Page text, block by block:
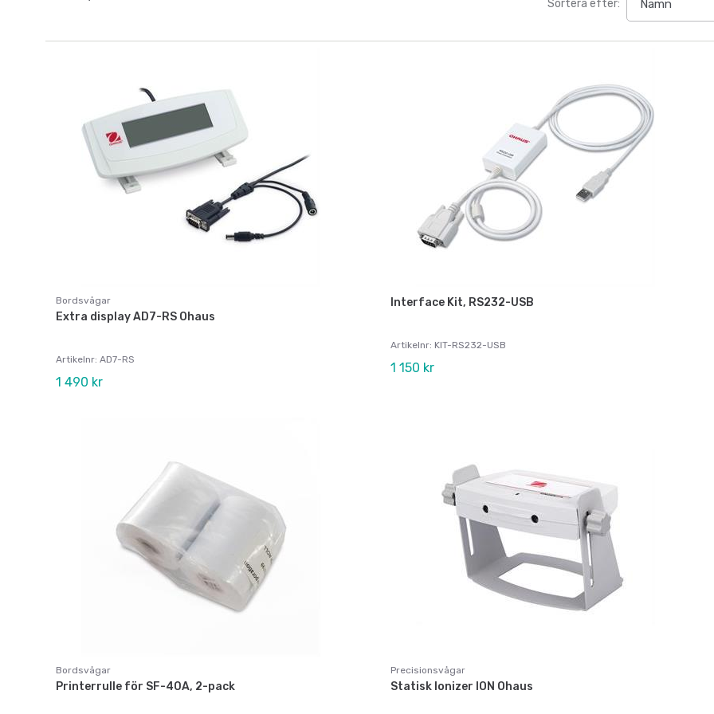
Sortera efter:
Bordsvågar
Extra display AD7-RS Ohaus
Artikelnr: AD7-RS
1 490 kr
Interface Kit, RS232-USB
Artikelnr: KIT-RS232-USB
1 150 kr
Bordsvågar
Printerrulle för SF-40A, 2-pack
Precisionsvågar
Statisk Ionizer ION Ohaus